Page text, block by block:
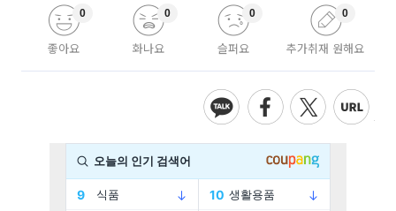
좋아요
0
화나요
0
슬퍼요
0
추가취재 원해요
0